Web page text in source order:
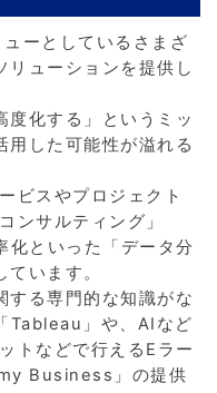
ーとしているさまざ
リューションを提供し
度化する」というミッ
用した可能性が溢れる
ビスやプロジェクト
ンサルティング」
化といった「データ分
います。
する専門的な知識がな
Tableau」や、AIなど
トなどで行えるEラー
Business」の提供